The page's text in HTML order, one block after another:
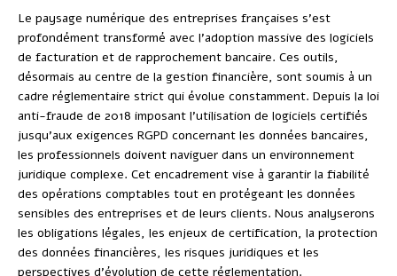
Le paysage numérique des entreprises françaises s’est
profondément transformé avec l’adoption massive des logiciels
de facturation et de rapprochement bancaire. Ces outils,
désormais au centre de la gestion financière, sont soumis à un
cadre réglementaire strict qui évolue constamment. Depuis la loi
anti-fraude de 2018 imposant l’utilisation de logiciels certifiés
jusqu’aux exigences RGPD concernant les données bancaires,
les professionnels doivent naviguer dans un environnement
juridique complexe. Cet encadrement vise à garantir la fiabilité
des opérations comptables tout en protégeant les données
sensibles des entreprises et de leurs clients. Nous analyserons
les obligations légales, les enjeux de certification, la protection
des données financières, les risques juridiques et les
perspectives d’évolution de cette réglementation.